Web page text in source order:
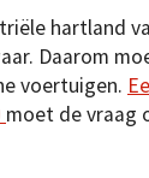
hartland
Daarom
voertuigen.
moet de vraag